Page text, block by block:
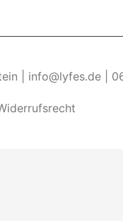
| info@lyfes.de |